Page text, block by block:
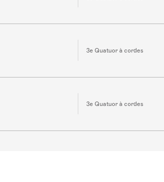
3e Quatuor à cordes
3e Quatuor à cordes